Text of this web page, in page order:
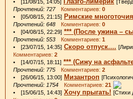
• [11/08/15, 14:05]
Прочтений: 727Комментариев: 0
• [05/08/15, 21:15] Римские многоточия
Прочтений: 648 Комментариев: 0
• [04/08/15, 22:29] *** (После ужина –
Прочтений: 553 Комментариев: 1
• [23/07/15, 14:35] Скоро отпуск....
Комментариев: 2
• [14/07/15, 18:11] *** (Сижу на
Прочтений: 775 Комментариев: 2
• [26/06/15, 13:00] Мизантроп
Прочтений: 1754 Комментариев: 21
• [15/06/15, 14:43] Хочу прыгать! [Стихи